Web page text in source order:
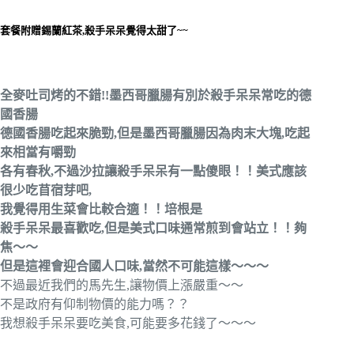
套餐附贈錫蘭紅茶,殺手呆呆覺得太甜了~~
全麥吐司烤的不錯!!墨西哥臘腸有別於殺手呆呆常吃的德
國香腸
德國香腸吃起來脆勁,但是墨西哥臘腸因為肉末大塊,吃起
來相當有嚼勁
各有春秋,不過沙拉讓殺手呆呆有一點傻眼！！美式應該
很少吃苜宿芽吧,
我覺得用生菜會比較合適！！培根是
殺手呆呆最喜歡吃,但是美式口味通常煎到會站立！！夠
焦～～
但是這裡會迎合國人口味,當然不可能這樣～～～
不過最近我們的馬先生,讓物價上漲嚴重～～
不是政府有仰制物價的能力嗎？？
我想殺手呆呆要吃美食,可能要多花錢了～～～